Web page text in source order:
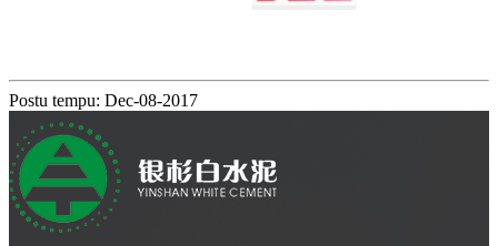
Postu tempu: Dec-08-2017